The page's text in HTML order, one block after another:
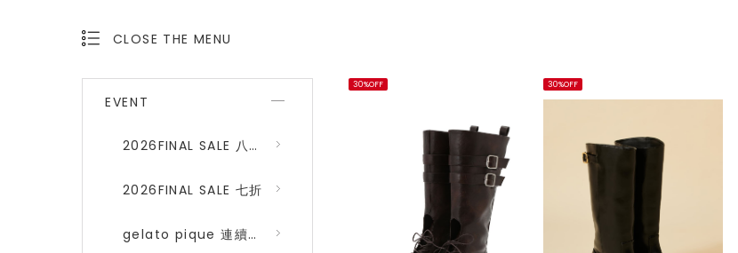
CLOSE THE MENU
EVENT
2026FINAL SALE 八折 (gelato pique、SNIDEL HOME)
2026FINAL SALE 七折
gelato pique 連續品番八折
30%OFF 30%OFF